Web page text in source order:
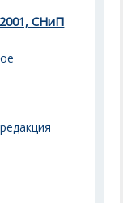
СНиП